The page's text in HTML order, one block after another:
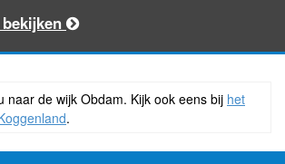
naar de wijk Obdam. Kijk ook eens bij het
.